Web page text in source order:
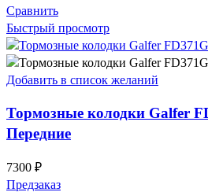
Сравнить
Быстрый просмотр
Добавить в список желаний
Тормозные колодки Galfer
Передние
7300 ₽
Предзаказ